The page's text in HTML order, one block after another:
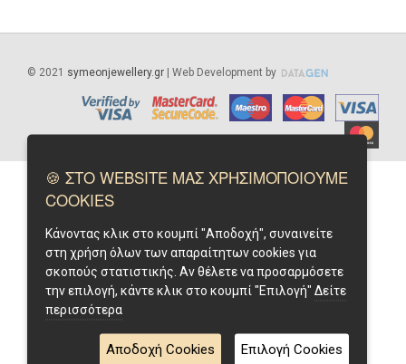
© 2021 symeonjewellery.gr | Web Development by
🍪 ΣΤΟ WEBSITE ΜΑΣ ΧΡΗΣΙΜΟΠΟΙΟΥΜΕ
COOKIES
Κάνοντας κλικ στο κουμπί "Αποδοχή", συναινείτε
στη χρήση όλων των απαραίτητων cookies για
σκοπούς στατιστικής. Αν θέλετε να προσαρμόσετε
την επιλογή, κάντε κλικ στο κουμπί "Επιλογή" Δείτε
περισσότερα
Αποδοχή Cookies Επιλογή Cookies